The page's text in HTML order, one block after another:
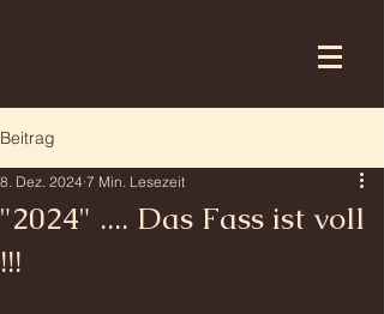
Beitrag
"2024" .... Das Fass ist voll
!!!
8. Dez. 2024 7 Min. Lesezeit